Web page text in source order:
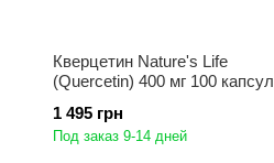
Кверцетин Nature's Life
(Quercetin) 400 мг 100 капсул
1 495 грн
Под заказ 9-14 дней